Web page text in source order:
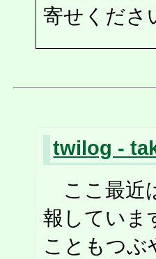
寄せくださ
twilog -
ここ最近
報していま
こともつぶ